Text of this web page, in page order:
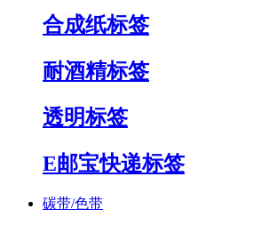
合成纸标签
耐酒精标签
透明标签
E邮宝快递标签
碳带/色带